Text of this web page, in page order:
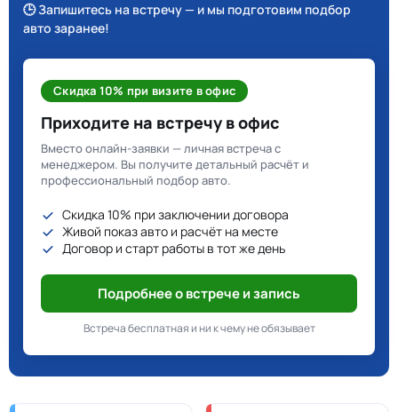
🕒 Запишитесь на встречу — и мы подготовим подбор
авто заранее!
Скидка 10% при визите в офис
Приходите на встречу в офис
Вместо онлайн-заявки — личная встреча с
менеджером. Вы получите детальный расчёт и
профессиональный подбор авто.
Скидка 10% при заключении договора
Живой показ авто и расчёт на месте
Договор и старт работы в тот же день
Подробнее о встрече и запись
Встреча бесплатная и ни к чему не обязывает